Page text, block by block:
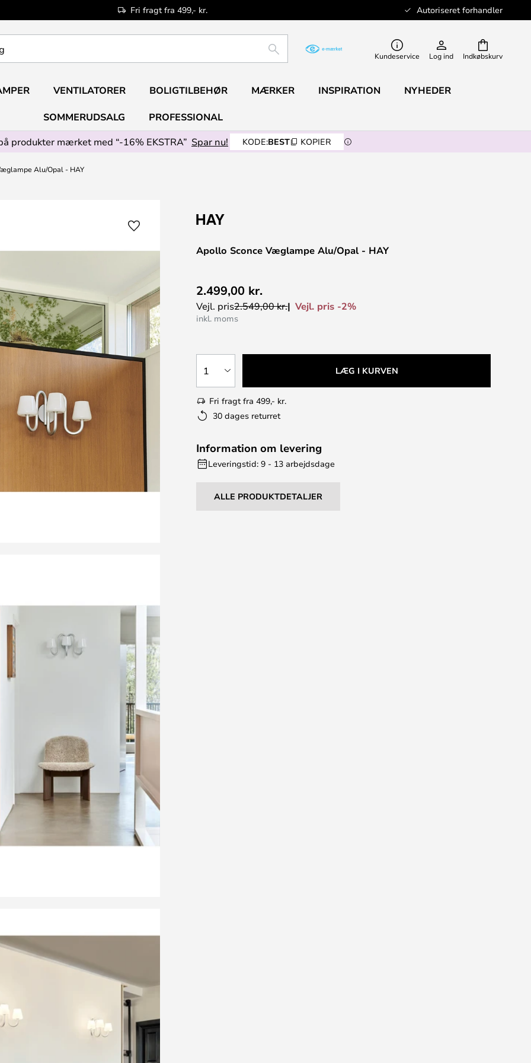
Fri fragt fra 499,- kr. Autoriseret forhandler
Indkøbskurv
SØG Kundeservice Log ind
VENTILATORER BOLIGTILBEHØR MÆRKER INSPIRATION NYHEDER
SOMMERUDSALG
PROFESSIONAL
produkter mærket med “-16% EKSTRA” Spar nu! KODE:BEST KOPIER
Alu/Opal - HAY
Apollo Sconce Væglampe Alu/Opal - HAY
2.499,00 kr.
Vejl. pris2.549,00 kr. Vejl. pris -2%
inkl. moms
1 LÆG I KURVEN
Fri fragt fra 499,- kr.
30 dages returret
Information om levering
Leveringstid: 9 - 13 arbejdsdage
ALLE PRODUKTDETALJER